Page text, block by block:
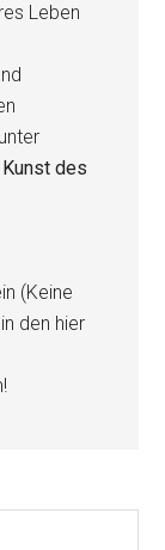
Leben
des
(Keine
den hier